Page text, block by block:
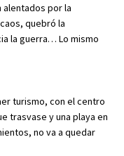
por la
quebró la
la guerra… Lo mismo
turismo, con el centro
trasvase y una playa en
no va a quedar